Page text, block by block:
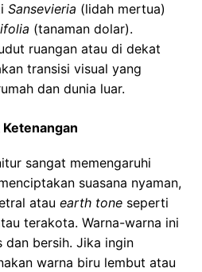
Sansevieria (lidah mertua)
(tanaman dolar).
ruangan atau di dekat
transisi visual yang
dan dunia luar.
sangat memengaruhi
suasana nyaman,
atau earth tone seperti
terakota. Warna-warna ini
dan bersih. Jika ingin
warna biru lembut atau